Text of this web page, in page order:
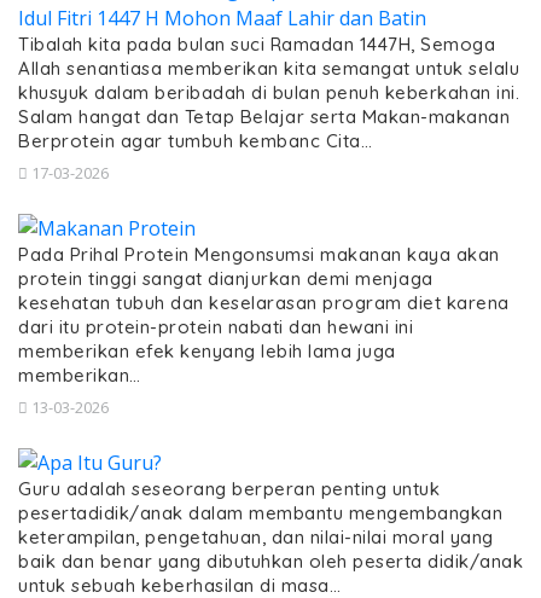
Tibalah kita pada bulan suci Ramadan 1447H, Semoga
Allah senantiasa memberikan kita semangat untuk selalu
khusyuk dalam beribadah di bulan penuh keberkahan ini.
Salam hangat dan Tetap Belajar serta Makan-makanan
Berprotein agar tumbuh kembanc Cita…
17-03-2026
Pada Prihal Protein Mengonsumsi makanan kaya akan
protein tinggi sangat dianjurkan demi menjaga
kesehatan tubuh dan keselarasan program diet karena
dari itu protein-protein nabati dan hewani ini
memberikan efek kenyang lebih lama juga
memberikan…
13-03-2026
Guru adalah seseorang berperan penting untuk
pesertadidik/anak dalam membantu mengembangkan
keterampilan, pengetahuan, dan nilai-nilai moral yang
baik dan benar yang dibutuhkan oleh peserta didik/anak
untuk sebuah keberhasilan di masa…